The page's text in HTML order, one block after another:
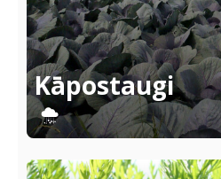
Kāpostaugi